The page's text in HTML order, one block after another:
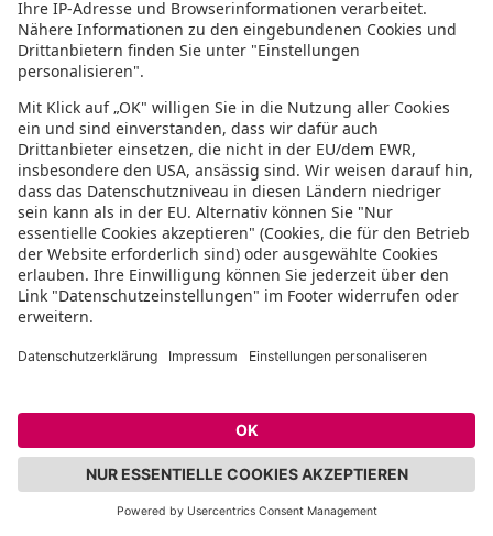
Belgisches Viertel –
das hippe Viertel
Dieses Viertel entstand Ende des 19.
Anfang des 20. Jahrhunderts und ist ein
typisches geplantes Viertel mit geraden
Straßen. Rund um den Brüsseler Platz
sind die Straßen nach belgischen
Städten und Regionen benannt. Viele
der prachtvollen Jugendstilhäuser haben
den Krieg überlebt und sind inzwischen
saniert.
beliebtesten, aber auch teuersten
sowie trendige Bars und Cafés. Die
Kreativen treffen hier auf Hipster und
Alternative. Somit ist dieses Viertel so
ganz anders, als das bodenständige